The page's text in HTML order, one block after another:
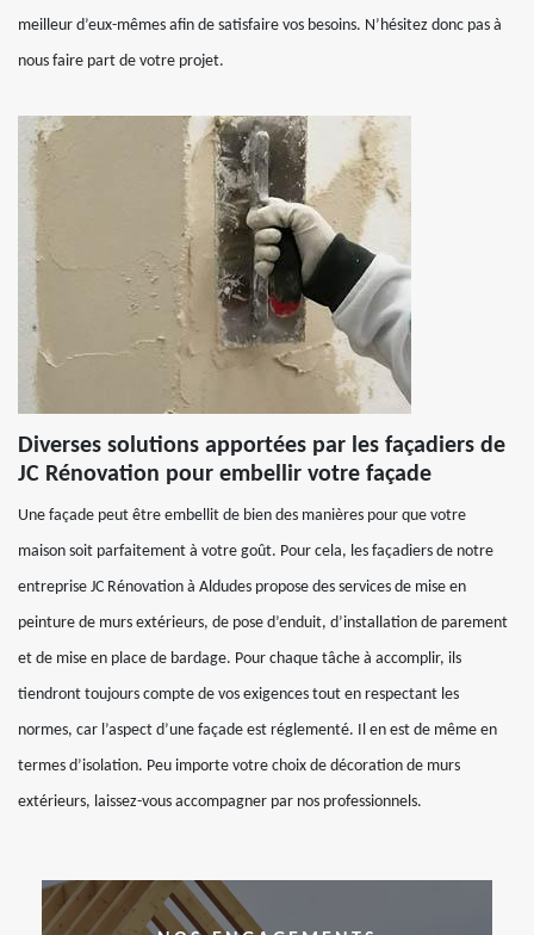
meilleur d’eux-mêmes afin de satisfaire vos besoins. N’hésitez donc pas à
nous faire part de votre projet.
Diverses solutions apportées par les façadiers de
JC Rénovation pour embellir votre façade
Une façade peut être embellit de bien des manières pour que votre
maison soit parfaitement à votre goût. Pour cela, les façadiers de notre
entreprise JC Rénovation à Aldudes propose des services de mise en
peinture de murs extérieurs, de pose d’enduit, d’installation de parement
et de mise en place de bardage. Pour chaque tâche à accomplir, ils
tiendront toujours compte de vos exigences tout en respectant les
normes, car l’aspect d’une façade est réglementé. Il en est de même en
termes d’isolation. Peu importe votre choix de décoration de murs
extérieurs, laissez-vous accompagner par nos professionnels.